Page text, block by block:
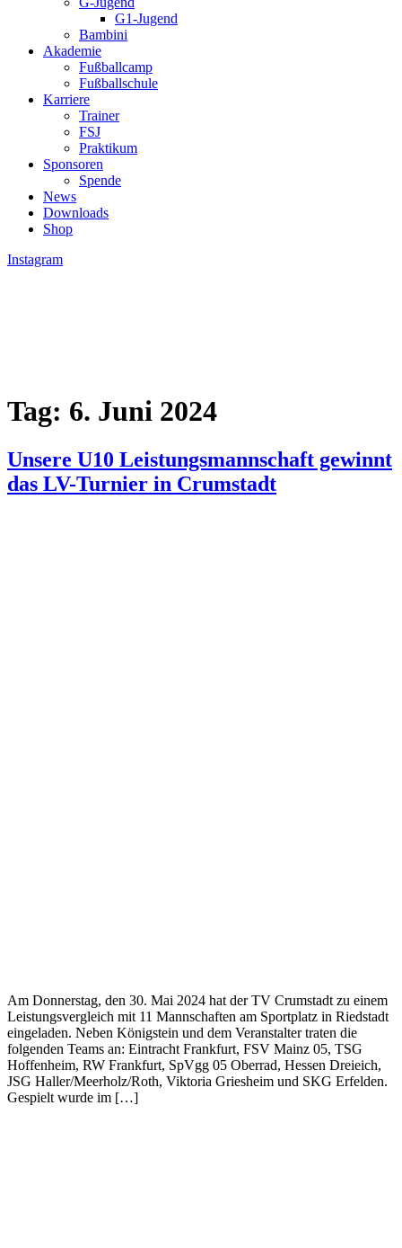
G1-Jugend
Bambini
Akademie
Fußballcamp
Fußballschule
Karriere
Trainer
FSJ
Praktikum
Sponsoren
Spende
News
Downloads
Shop
Instagram
Tag: 6. Juni 2024
Unsere U10 Leistungsmannschaft gewinnt
das LV-Turnier in Crumstadt
Am Donnerstag, den 30. Mai 2024 hat der TV Crumstadt zu einem
Leistungsvergleich mit 11 Mannschaften am Sportplatz in Riedstadt
eingeladen. Neben Königstein und dem Veranstalter traten die
folgenden Teams an: Eintracht Frankfurt, FSV Mainz 05, TSG
Hoffenheim, RW Frankfurt, SpVgg 05 Oberrad, Hessen Dreieich,
JSG Haller/Meerholz/Roth, Viktoria Griesheim und SKG Erfelden.
Gespielt wurde im […]